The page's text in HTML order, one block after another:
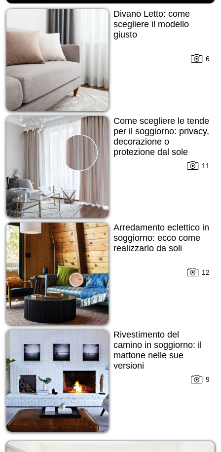
Divano Letto: come
scegliere il modello
giusto
6
Come scegliere le tende
per il soggiorno: privacy,
decorazione o
protezione dal sole
11
Arredamento eclettico in
soggiorno: ecco come
realizzarlo da soli
12
Rivestimento del
camino in soggiorno: il
mattone nelle sue
versioni
9